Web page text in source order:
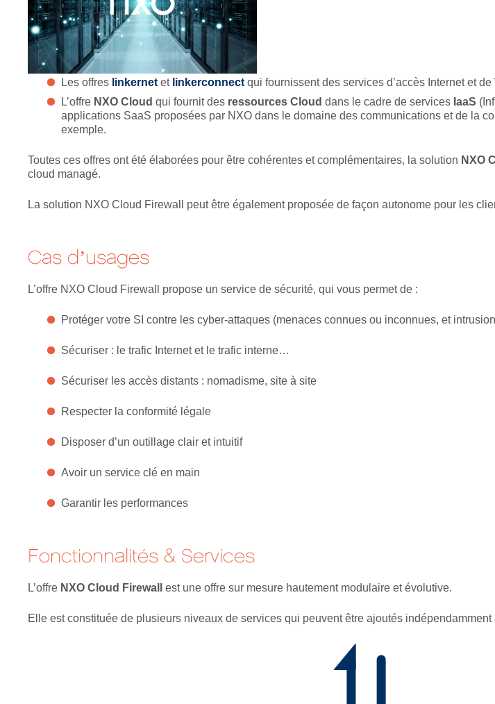
Les offres linkernet et linkerconnect qui fournissent des services d’accès Internet et
L’offre NXO Cloud qui fournit des ressources Cloud dans le cadre de services IaaS
applications SaaS proposées par NXO dans le domaine des communications et de la
exemple.
Toutes ces offres ont été élaborées pour être cohérentes et complémentaires, la solution NXO
cloud managé.
La solution NXO Cloud Firewall peut être également proposée de façon autonome pour les
Cas d’usages
L’offre NXO Cloud Firewall propose un service de sécurité, qui vous permet de :
Protéger votre SI contre les cyber-attaques (menaces connues ou inconnues, et
Sécuriser : le trafic Internet et le trafic interne…
Sécuriser les accès distants : nomadisme, site à site
Respecter la conformité légale
Disposer d’un outillage clair et intuitif
Avoir un service clé en main
Garantir les performances
Fonctionnalités & Services
L’offre NXO Cloud Firewall est une offre sur mesure hautement modulaire et évolutive.
Elle est constituée de plusieurs niveaux de services qui peuvent être ajoutés indépendamment